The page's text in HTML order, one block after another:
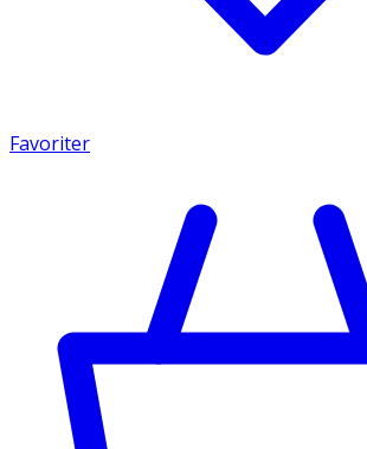
Favoriter